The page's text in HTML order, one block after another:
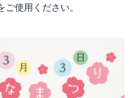
使用ください。